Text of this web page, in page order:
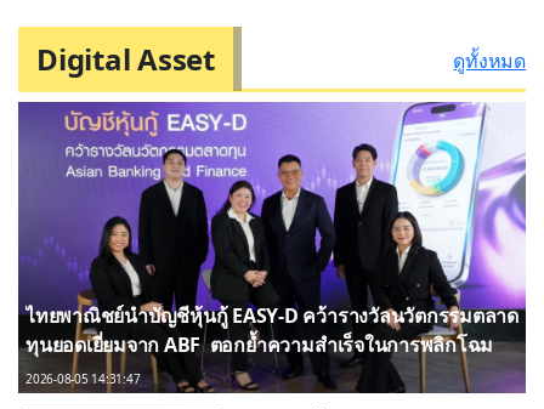
Digital Asset ดูทั้งหมด
ไทยพาณิชย์นำบัญชีหุ้นกู้ EASY-D คว้ารางวัลนวัตกรรมตลาด
ทุนยอดเยี่ยมจาก ABF ตอกย้ำความสำเร็จในการพลิกโฉม
การลงทุนหุ้นกู้ผ่านแพลตฟอร์มดิจิทัล
2026-08-05 14:31:47